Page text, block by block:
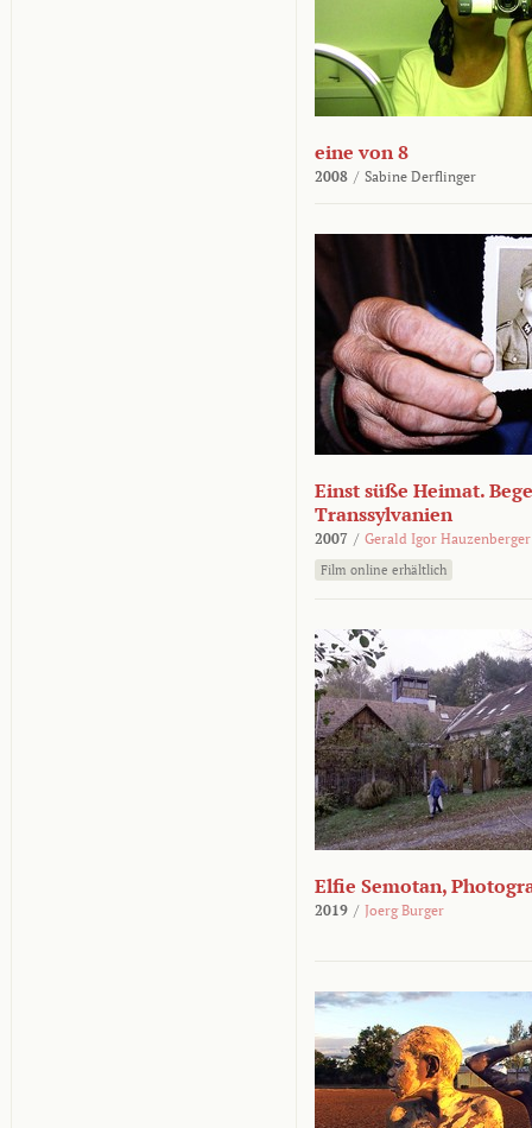
eine von 8
2008 / Sabine Derflinger
Einst süße Heimat.
Transsylvanien
2007 / Gerald Igor Hauzenberger
Film online erhältlich
Elfie Semotan,
2019 / Joerg Burger